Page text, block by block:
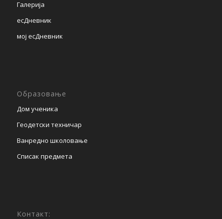
Галерија
есДневник
мој есДневник
Образовање
Дом ученика
Геодетски техничар
Ванредно школовање
Списак предмета
Контакт: